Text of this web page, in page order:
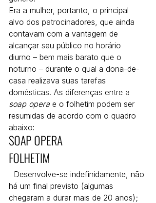
Era a mulher, portanto, o principal
alvo dos patrocinadores, que ainda
contavam com a vantagem de
alcançar seu público no horário
diurno – bem mais barato que o
noturno – durante o qual a dona-de-
casa realizava suas tarefas
domésticas. As diferenças entre a
soap opera e o folhetim podem ser
resumidas de acordo com o quadro
abaixo:
SOAP OPERA
FOLHETIM
há um final previsto (algumas
chegaram a durar mais de 20 anos);